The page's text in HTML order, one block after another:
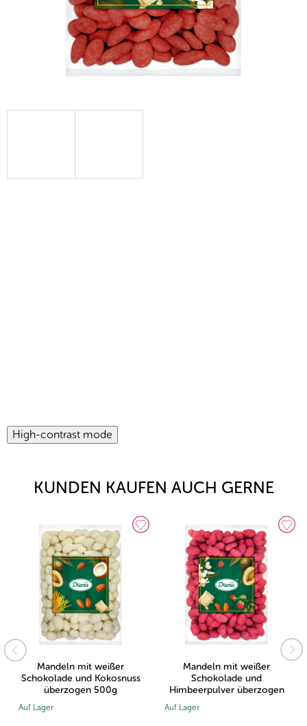
High-contrast mode
KUNDEN KAUFEN AUCH GERNE
Mandeln mit weißer
Schokolade und Kokosnuss
überzogen 500g
Auf Lager
Mandeln mit weißer
Schokolade und
Himbeerpulver überzogen
Auf Lager